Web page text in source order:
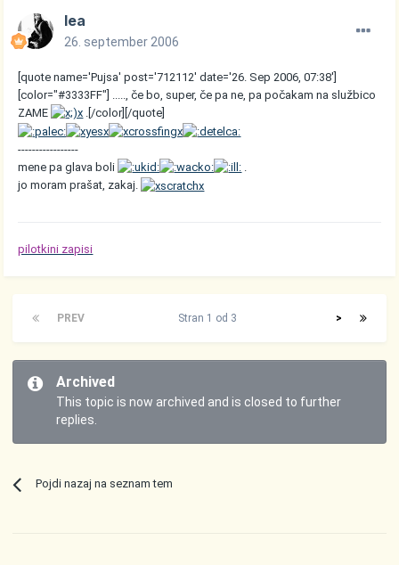
lea
26. september 2006
[quote name='Pujsa' post='712112' date='26. Sep 2006, 07:38']
[color="#3333FF"] ....., če bo, super, če pa ne, pa počakam na službico
ZAME
.[/color][/quote]
-----------------
mene pa glava boli
jo moram prašat, zakaj.
pilotkini zapisi
PREV >
Stran 1 od 3
Archived
This topic is now archived and is closed to further
replies.
Pojdi nazaj na seznam tem